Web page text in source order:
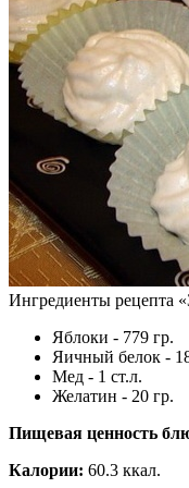
Ингредиенты рецепта «
Яблоки - 779 гр.
Яичный белок -
Мед - 1 ст.л.
Желатин - 20 гр.
Пищевая ценность
Калории: 60.3 ккал.